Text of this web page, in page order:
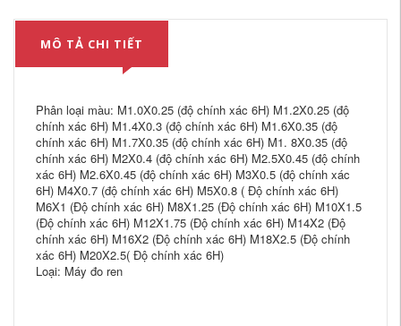
MÔ TẢ CHI TIẾT
Phân loại màu: M1.0X0.25 (độ chính xác 6H) M1.2X0.25 (độ
chính xác 6H) M1.4X0.3 (độ chính xác 6H) M1.6X0.35 (độ
chính xác 6H) M1.7X0.35 (độ chính xác 6H) M1. 8X0.35 (độ
chính xác 6H) M2X0.4 (độ chính xác 6H) M2.5X0.45 (độ chính
xác 6H) M2.6X0.45 (độ chính xác 6H) M3X0.5 (độ chính xác
6H) M4X0.7 (độ chính xác 6H) M5X0.8 ( Độ chính xác 6H)
M6X1 (Độ chính xác 6H) M8X1.25 (Độ chính xác 6H) M10X1.5
(Độ chính xác 6H) M12X1.75 (Độ chính xác 6H) M14X2 (Độ
chính xác 6H) M16X2 (Độ chính xác 6H) M18X2.5 (Độ chính
xác 6H) M20X2.5( Độ chính xác 6H)
Loại: Máy đo ren